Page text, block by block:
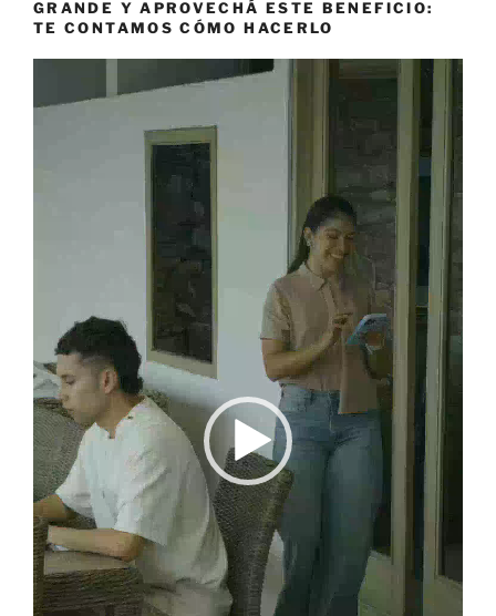
GRANDE Y APROVECHÁ ESTE BENEFICIO:
TE CONTAMOS CÓMO HACERLO